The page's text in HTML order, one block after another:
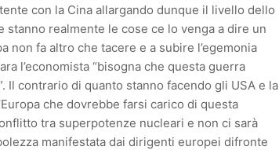
con la Cina allargando dunque il livello dello
realmente le cose ce lo venga a dire un
non fa altro che tacere e a subire l’egemonia
l’economista “bisogna che questa guerra
contrario di quanto stanno facendo gli USA e la
che dovrebbe farsi carico di questa
tra superpotenze nucleari e non ci sarà
manifestata dai dirigenti europei difronte